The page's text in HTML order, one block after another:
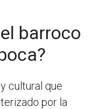
barroco
cultural que
por la